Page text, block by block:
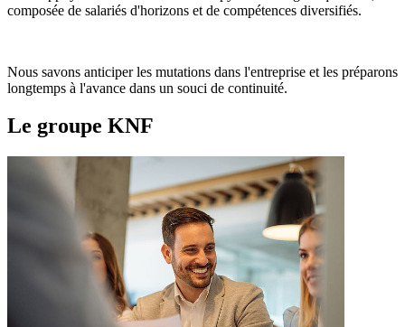
composée de salariés d'horizons et de compétences diversifiés.
Nous savons anticiper les mutations dans l'entreprise et les préparons
longtemps à l'avance dans un souci de continuité.
Le groupe KNF